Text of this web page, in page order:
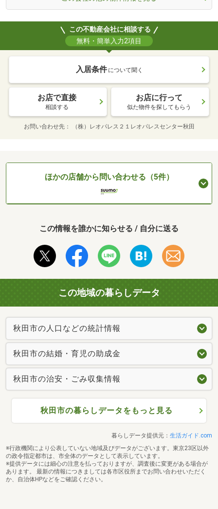
この不動産会社に相談する
無料・簡単入力2項目
入居条件 について聞く
お店で直接
相談する
お店に行って
似た物件を探してもらう
お問い合わせ先 （株）レオパレス２１レオパレスセンター秋田
ほかの店舗から問い合わせる（5件）
この情報を誰かに知らせる / 自分に送る
この地域の暮らしデータ
秋田市の人口などの統計情報
秋田市の結婚・育児の助成金
秋田市の治安・ごみ収集情報
秋田市の暮らしデータをもっと見る
暮らしデータ提供元： 生活ガイド.com
※行政機関により公表していない地域及びデータがございます。東京23区以外
の政令指定都市は、市全体のデータとして表示しています。
※提供データには細心の注意を払っておりますが、調査後に変更がある場合が
あります。 最新の情報につきましては各市区役所までお問い合わせいただく
か、自治体HPなどをご確認ください。